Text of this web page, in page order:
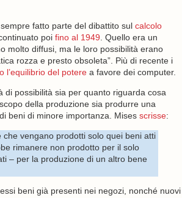
fatto parte del dibattito sul calcolo
poi fino al 1949 . Quello era un
molto diffusi, ma le loro possibilità erano
rozza e presto obsoleta”. Più di recente i
l’equilibrio del poterea favore dei computer.
di possibilità sia per quanto riguarda cosa
della produzione sia produrre una
beni di minore importanza. Mises scrisse:
vengano prodotti solo quei beni atti
rimanere non prodotto per il solo
– per la produzione di un altro bene
beni già presenti nei negozi, nonché nuovi